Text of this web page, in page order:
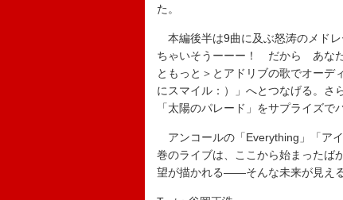
た。
本編後半は9曲に及ぶ怒涛のメド
ちゃいそうーーー！ だから あ
ともっと＞とアドリブの歌でオーデ
にスマイル：）」へとつなげる。さ
「太陽のパレード」をサプライズで
アンコールの「Everything」「ア
巻のライブは、ここから始まったば
望が描かれる――そんな未来が見える